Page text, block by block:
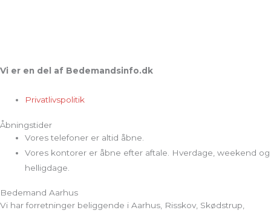
Vi er en del af Bedemandsinfo.dk
Privatlivspolitik
Åbningstider
Vores telefoner er altid åbne.
Vores kontorer er åbne efter aftale. Hverdage, weekend og
helligdage.
Bedemand Aarhus
Vi har forretninger beliggende i Aarhus, Risskov, Skødstrup,